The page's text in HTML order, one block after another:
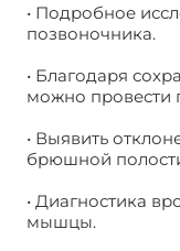
• Подробное
позвоночника.
• Благодаря
можно провести
• Выявить
брюшной
• Диагностика
мышцы.